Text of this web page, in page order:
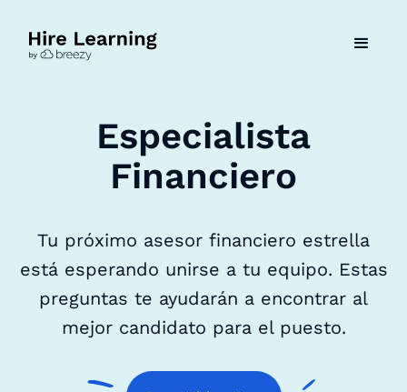
Especialista
Financiero
Tu próximo asesor financiero estrella
está esperando unirse a tu equipo. Estas
preguntas te ayudarán a encontrar al
mejor candidato para el puesto.